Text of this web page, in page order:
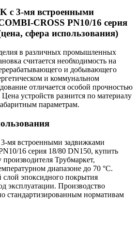
с 3-мя встроенными
CROSS PN10/16 серия
сфера использования)
в различных промышленных
считается необходимость на
и добывающего
и коммунальном
отличается особой прочностью
устройств разнится по материалу
параметрам.
мя встроенными задвижками
16 серия 18/80 DN150, купить
Трубмаркет,
диапазоне до 70 °С.
эпоксидного покрытия
эксплуатации. Производство
стандартизированным нормативам